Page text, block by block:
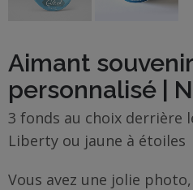
Aimant
personnalisé |
3 fonds au choix derrière
Liberty ou jaune à étoiles
Vous avez une jolie
Famille
/
Messages